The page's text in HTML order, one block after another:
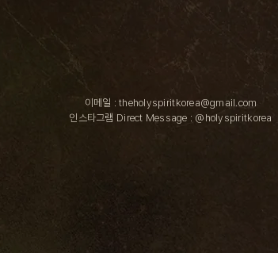
이메일 :theholyspiritkorea@gmail.com
인스타그램 Direct Message : @holyspiritkorea